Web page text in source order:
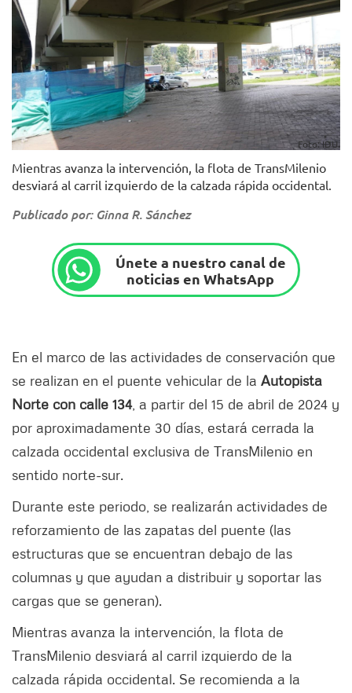
Foto: IDU.
Mientras avanza la intervención, la flota de TransMilenio
desviará al carril izquierdo de la calzada rápida occidental.
Publicado por: Ginna R. Sánchez
Únete a nuestro canal de
noticias en WhatsApp
En el marco de las actividades de conservación que
se realizan en el puente vehicular de la Autopista
Norte con calle 134, a partir del 15 de abril de 2024 y
por aproximadamente 30 días, estará cerrada la
calzada occidental exclusiva de TransMilenio en
sentido norte-sur.
Durante este periodo, se realizarán actividades de
reforzamiento de las zapatas del puente (las
estructuras que se encuentran debajo de las
columnas y que ayudan a distribuir y soportar las
cargas que se generan).
Mientras avanza la intervención, la flota de
TransMilenio desviará al carril izquierdo de la
calzada rápida occidental. Se recomienda a la